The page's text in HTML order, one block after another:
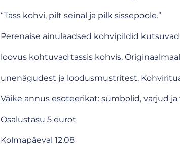
“Tass kohvi, pilt seinal ja pilk sissepoole.”
Perenaise ainulaadsed kohvipildid
loovus kohtuvad tassis kohvis.
unenägudest ja loodusmustritest.
Väike annus esoteerikat: sümbolid, varjud
Osalustasu 5 eurot
Kolmapäeval 12.08